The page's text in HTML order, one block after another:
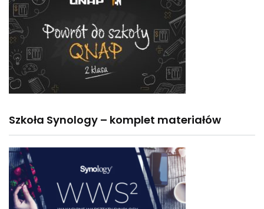
Szkoła Synology – komplet materiałów